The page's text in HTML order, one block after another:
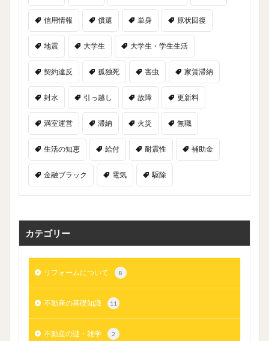
信用情報 償還 単身 原状回復
地震 大学生 大学生・学生生活
契約違反 孤独死 害虫 家賃滞納
封水 引っ越し 故障 更新料
満室運営 滞納 火災 無職
生活の知恵 給付 耐震性 補助金
金融ブラック 電気 駆除
カテゴリー
リフォームについて 8
不動産の基礎知識 11
不動産の謎・雑学 2